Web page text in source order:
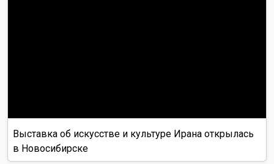
Выставка об искусстве и культуре Ирана открылась
в Новосибирске